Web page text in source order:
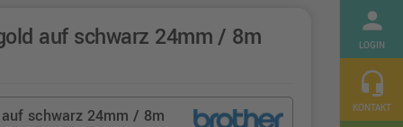
person
LOGIN
headset_mic
KONTAKT
auf schwarz 24mm / 8m
schwarz 24mm / 8m